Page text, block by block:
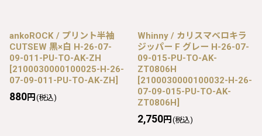
ankoROCK / プリント半袖
CUTSEW 黒×白 H-26-07-
09-011-PU-TO-AK-ZH
[2100030000100025-H-26-
07-09-011-PU-TO-AK-ZH]
880円 (税込)
Whinny / カリスマベロキラ
ジッパー F グレー H-26-07-
09-015-PU-TO-AK-
ZT0806H
[2100030000100032-H-26-
07-09-015-PU-TO-AK-
ZT0806H]
2,750円 (税込)